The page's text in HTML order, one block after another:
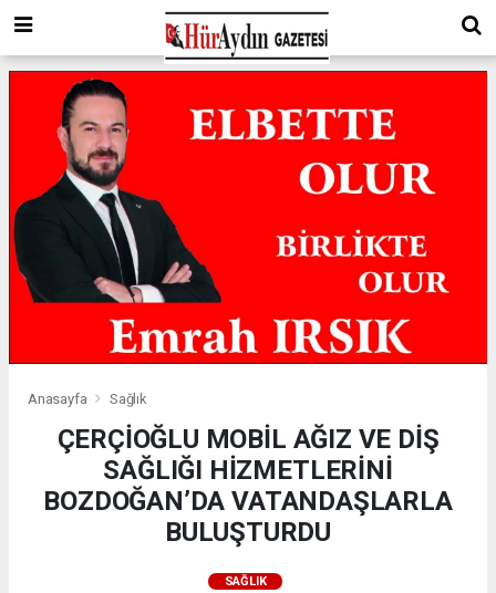
Anasayfa Sağlık
ÇERÇİOĞLU MOBİL AĞIZ VE DİŞ
SAĞLIĞI HİZMETLERİNİ
BOZDOĞAN’DA VATANDAŞLARLA
BULUŞTURDU
SAĞLIK